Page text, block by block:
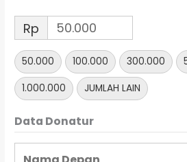
Rp
50.000 100.000 300.000
1.000.000 JUMLAH LAIN
Data Donatur